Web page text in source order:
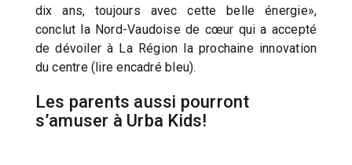
dix ans, toujours avec cette belle énergie»,
conclut la Nord-Vaudoise de cœur qui a accepté
de dévoiler à La Région la prochaine innovation
du centre (lire encadré bleu).
Les parents aussi pourront
s’amuser à Urba Kids!